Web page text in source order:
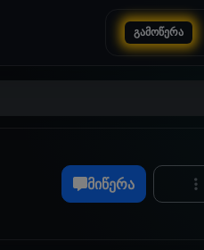
გამოწერა
მიწერა